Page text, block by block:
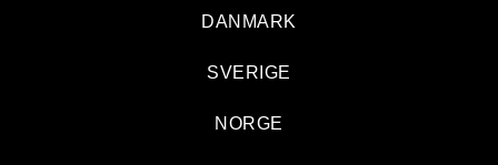
DANMARK
SVERIGE
NORGE